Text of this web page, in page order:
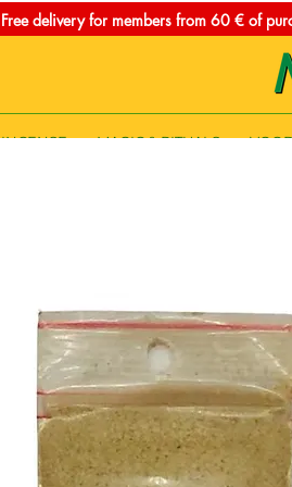
Free delivery for members from 60 € of
INCENSE MAGIC & RITUALS